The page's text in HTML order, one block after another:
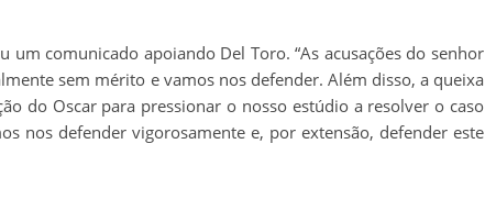
um comunicado apoiando Del Toro. “As acusações do senhor
sem mérito e vamos nos defender. Além disso, a queixa
do Oscar para pressionar o nosso estúdio a resolver o caso
nos defender vigorosamente e, por extensão, defender este